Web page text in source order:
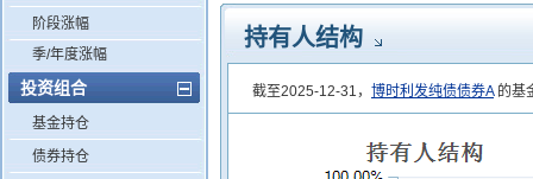
阶段涨幅
季/年度涨幅
投资组合
基金持仓
债券持仓
持有人结构
截至2025-12-31， 博时利发纯债债券A的基